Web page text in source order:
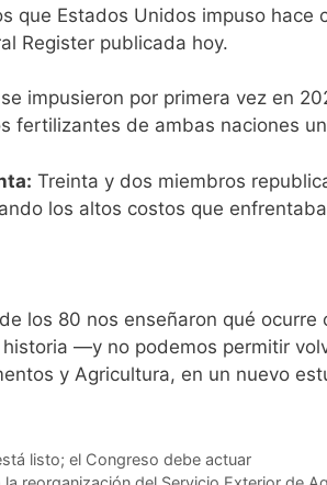
que Estados Unidos impuso
Register publicada hoy.
impusieron por primera vez en
fertilizantes de ambas naciones
Treinta y dos miembros
los altos costos que
los 80 nos enseñaron qué
—y no podemos permitir
y Agricultura, en un nuevo
listo; el Congreso debe actuar